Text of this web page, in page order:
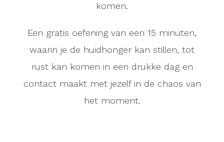
komen.
Een gratis oefening van een 15 minuten,
waarin je de huidhonger kan stillen, tot
rust kan komen in een drukke dag en
contact maakt met jezelf in de chaos van
het moment.